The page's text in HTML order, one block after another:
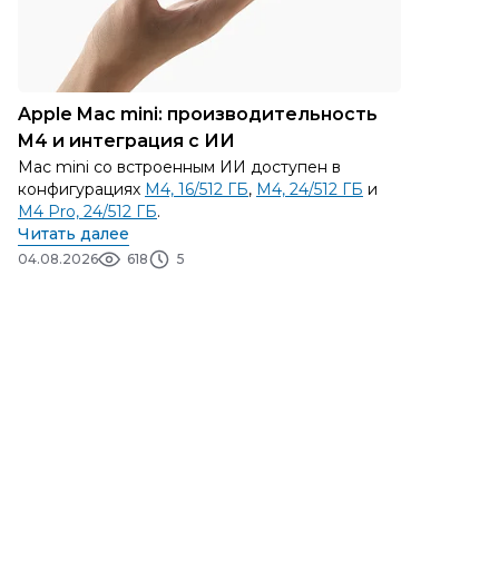
Apple Mac mini: производительность
M4 и интеграция с ИИ
Mac mini со встроенным ИИ доступен в
конфигурациях M4, 16/512 ГБ, M4, 24/512 ГБ и
M4 Pro, 24/512 ГБ.
Читать далее
04.08.2026 618 5